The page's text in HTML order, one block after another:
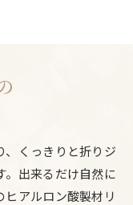
、くっきりと折りジ
。出来るだけ自然に
アルロン酸製材リ